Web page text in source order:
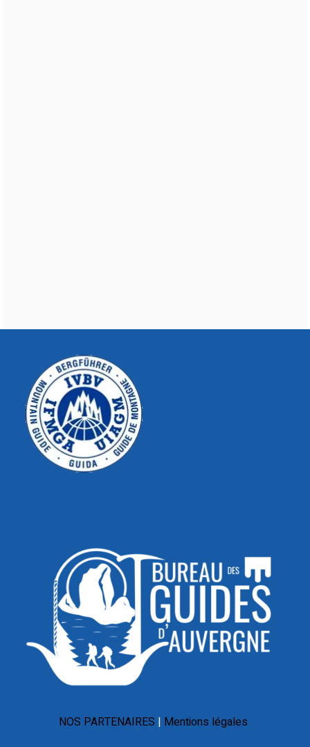
NOS PARTENAIRES Mentions légales